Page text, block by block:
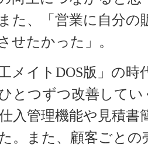
た、「営業に自分の
せたかった」。
メイトDOS版」の時
とつずつ改善して
入管理機能や見積書
。また、顧客ごとの